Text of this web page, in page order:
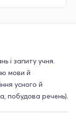
і запиту учня.
мови й
усного й
побудова речень).